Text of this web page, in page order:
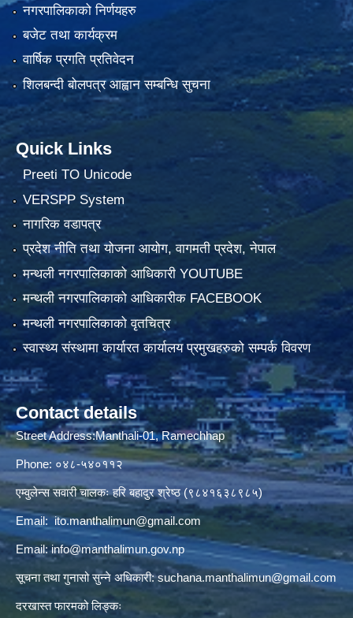
नगरपालिकाको निर्णयहरु
बजेट तथा कार्यक्रम
वार्षिक प्रगति प्रतिवेदन
शिलबन्दी बोलपत्र आह्वान सम्बन्धि सुचना
Quick Links
Preeti TO Unicode
VERSPP System
नागरिक वडापत्र
प्रदेश नीति तथा योजना आयोग, वागमती प्रदेश, नेपाल
मन्थली नगरपालिकाको आधिकारी YOUTUBE
मन्थली नगरपालिकाको आधिकारीक FACEBOOK
मन्थली नगरपालिकाको वृतचित्र
स्वास्थ्य संस्थामा कार्यारत कार्यालय प्रमुखहरुको सम्पर्क विवरण
Contact details
Street Address:Manthali-01, Ramechhap
Phone: ०४८-५४०११२
एम्वुलेन्स सवारी चालकः हरि बहादुर श्रेष्ठ (९८४१६३८९८५)
Email:ito.manthalimun@gmail.com
Email:info@manthalimun.gov.np
सूचना तथा गुनासो सुन्ने अधिकारी:suchana.manthalimun@gmail.com
दरखास्त फारमको लिङ्कः